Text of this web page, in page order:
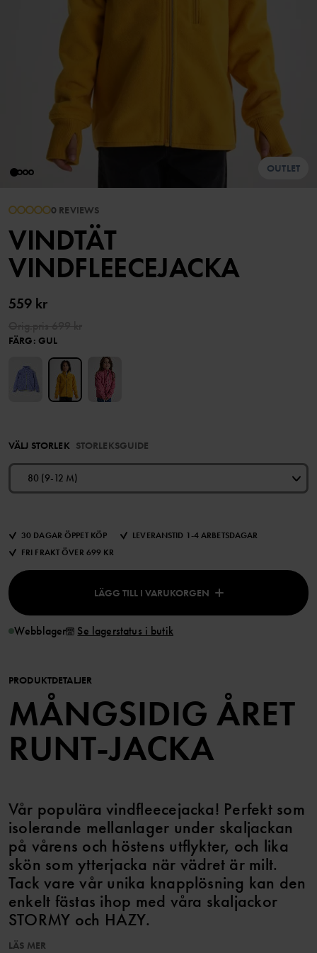
OUTLET
0 REVIEWS
VINDTÄT
VINDFLEECEJACKA
559 kr
FÄRG: GUL
VÄLJ STORLEK STORLEKSGUIDE
80 (9-12 M)
30 DAGAR ÖPPET KÖP
LEVERANSTID 1-4 ARBETSDAGAR
FRI FRAKT ÖVER 699 KR
LÄGG TILL I VARUKORGEN
Webblager Se lagerstatus i butik
PRODUKTDETALJER
MÅNGSIDIG ÅRET
RUNT-JACKA
Vår populära vindfleecejacka! Perfekt som
isolerande mellanlager under skaljackan
på vårens och höstens utflykter, och lika
skön som ytterjacka när vädret är milt.
Tack vare vår unika knapplösning kan den
enkelt fästas ihop med våra skaljackor
STORMY och HAZY.
LÄS MER